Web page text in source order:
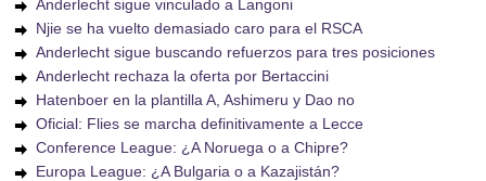
Anderlecht sigue vinculado a Langoni
Njie se ha vuelto demasiado caro para el RSCA
Anderlecht sigue buscando refuerzos para tres posiciones
Anderlecht rechaza la oferta por Bertaccini
Hatenboer en la plantilla A, Ashimeru y Dao no
Oficial: Flies se marcha definitivamente a Lecce
Conference League: ¿A Noruega o a Chipre?
Europa League: ¿A Bulgaria o a Kazajistán?